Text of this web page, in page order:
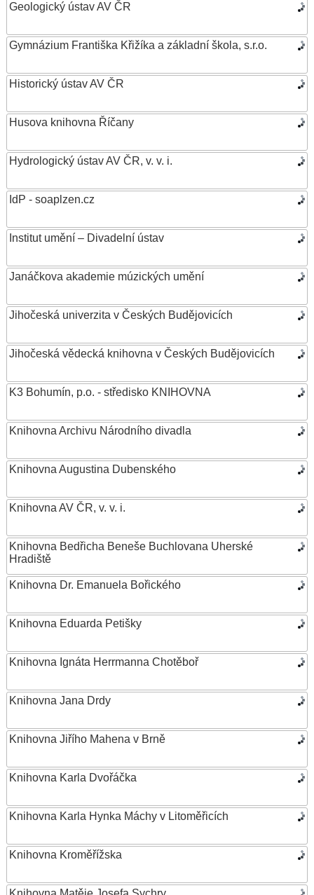
Geologický ústav AV ČR
Gymnázium Františka Křižíka a základní škola, s.r.o.
Historický ústav AV ČR
Husova knihovna Říčany
Hydrologický ústav AV ČR, v. v. i.
IdP - soaplzen.cz
Institut umění – Divadelní ústav
Janáčkova akademie múzických umění
Jihočeská univerzita v Českých Budějovicích
Jihočeská vědecká knihovna v Českých Budějovicích
K3 Bohumín, p.o. - středisko KNIHOVNA
Knihovna Archivu Národního divadla
Knihovna Augustina Dubenského
Knihovna AV ČR, v. v. i.
Knihovna Bedřicha Beneše Buchlovana Uherské
Hradiště
Knihovna Dr. Emanuela Bořického
Knihovna Eduarda Petišky
Knihovna Ignáta Herrmanna Chotěboř
Knihovna Jana Drdy
Knihovna Jiřího Mahena v Brně
Knihovna Karla Dvořáčka
Knihovna Karla Hynka Máchy v Litoměřicích
Knihovna Kroměřížska